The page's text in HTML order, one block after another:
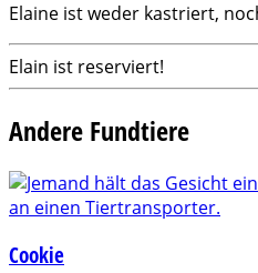
Elaine ist weder kastriert,
Elain ist reserviert!
Andere Fundtiere
Cookie